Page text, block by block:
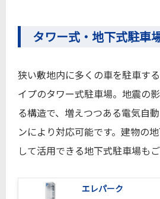
タワー式・地下式駐車
狭い敷地内に多くの車を駐車す
イプのタワー式駐車場。地震の
る構造で、増えつつある電気自
ンにより対応可能です。建物の
して活用できる地下式駐車場も
エレパーク